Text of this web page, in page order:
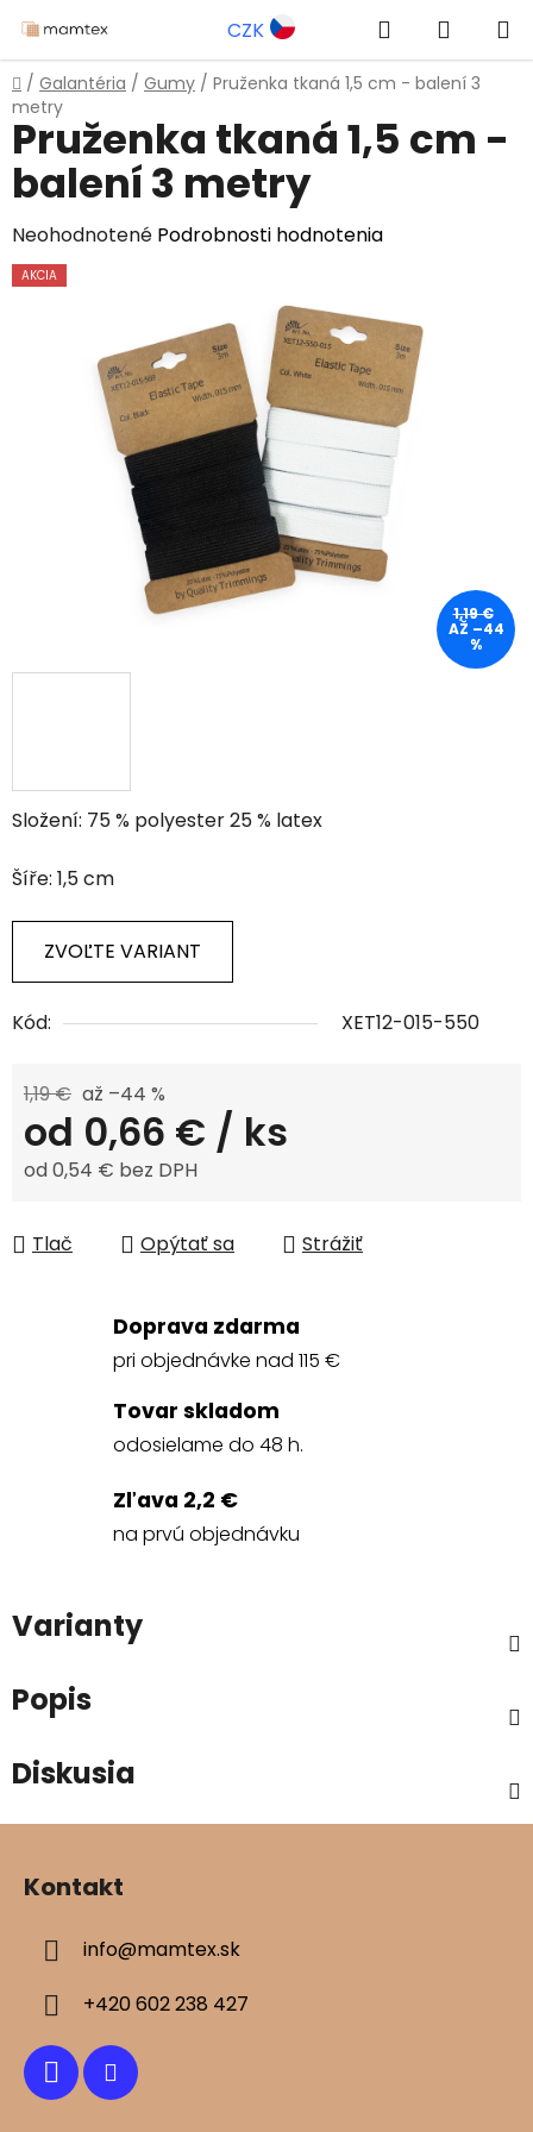
na
obsah
CZK Hľadať
KOŠÍK
Domov
/ Galantéria / Gumy / Pruženka tkaná 1,5 cm - balení 3
metry
Složení: 75 % polyester 25 % latex
Šíře: 1,5 cm
ZVOĽTE VARIANT
Kód: XET12-015-550
1,19 € až –44 %
od 0,66 € / ks
od0,54 € bez DPH
Tlač
Opýtať sa Strážiť
Pruženka tkaná 1,5 cm -
balení 3 metry
Priemerné
hodnotenie
Neohodnotené Podrobnosti hodnotenia
AKCIA
1,19 €
AŽ –44
%
Doprava zdarma
pri objednávke nad 115 €
Tovar skladom
odosielame do 48 h.
Zľava 2,2 €
na prvú objednávku
Varianty
Popis
Diskusia
Kontakt
info@mamtex.sk
+420 602 238 427